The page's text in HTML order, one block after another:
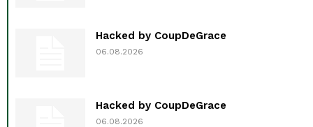
Hacked by CoupDeGrace
06.08.2026
Hacked by CoupDeGrace
06.08.2026